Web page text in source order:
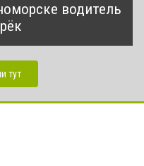
водитель
тут